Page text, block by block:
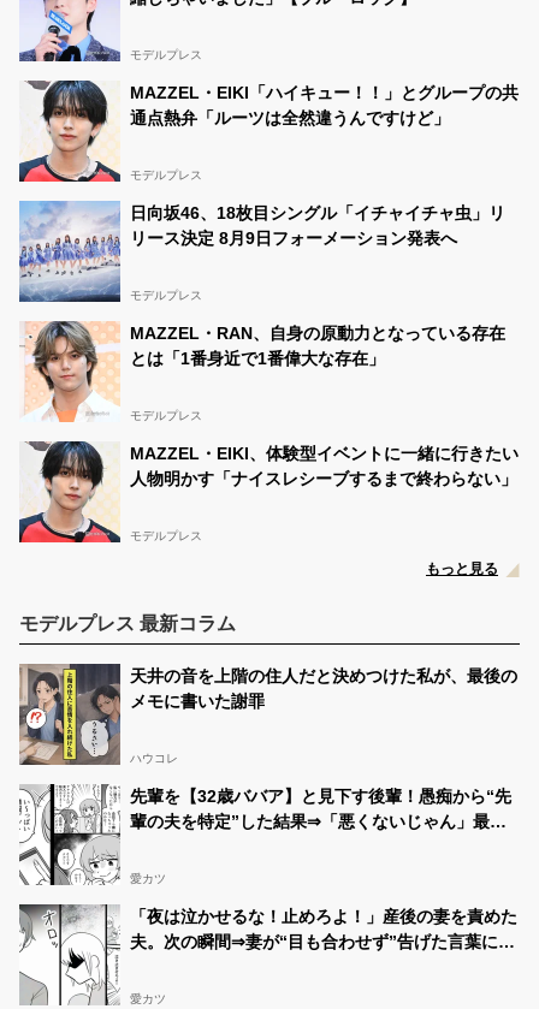
功基🐻👑
RT@RErenma_k24: 🏆中一ミスターコンリポスト審査
す！ モデルプレスhttps://t.co/s8QMTeiDEm🔥この投稿
のリポスト数が審査になります！🔥 絶対1位🥇 リポス
ト、ポスト、拡散お願いします！🫶…
RT @TAKUMA_OKA618: 男子中学生ミスターコンの三
次審査スタートしました🌠 このツイートのRT数が多い
とセミファイナリストに選ばれファイナル審査に進めま
す このツイートをリツイートして下さい 8月24日18時～
9月3日20:59 応援お願いします
功基🐻👑 男子中学生ミスターコン2023
@koki_103_
08/25 00:38:56
男子中学生ミスターコンの3次審査がスタートしました✨️
このツイートのリツイート数が多いとセミファイナリス
ートをリツイートしてください❗️ 期限は9月3日までです✨
皆さん応援よろしくお願いします🙇 #男子中学生ミスタ
ーコン https://t.co/PQQn8jI5yW
功基🐻👑 男子中学生ミスターコン2023
@koki_103_
07/27 02:16:39
🐻👑 竹田功基さんに投票！ #中一ミスターコン
https://t.co/2rvZ1c80yP
竹田功基さんに投票！#中一ミスターコン
https://t.co/2rvZ1c80yP
@koki_103_
RT@koki_103_: 中一ミスターコンのSNS審査がスター
トしました！🔥 このツイ一トのRT数が多いとファイナ
ル審査に進めます! このツイートをリツイートしてくだ
さい!#中一ミスターコン
みなさん応援よろしくお願いします🙇 htt…
モデルプレス
MAZZEL・EIKI「ハイキュー！！」とグループの共
通点熱弁「ルーツは全然違うんですけど」
モデルプレス
日向坂46、18枚目シングル「イチャイチャ虫」リ
リース決定 8月9日フォーメーション発表へ
モデルプレス
MAZZEL・RAN、自身の原動力となっている存在
とは「1番身近で1番偉大な存在」
モデルプレス
MAZZEL・EIKI、体験型イベントに一緒に行きたい
人物明かす「ナイスレシーブするまで終わらない」
モデルプレス
もっと見る
モデルプレス 最新コラム
天井の音を上階の住人だと決めつけた私が、最後の
メモに書いた謝罪
ハウコレ
先輩を【32歳ババア】と見下す後輩！愚痴から“先
輩の夫を特定”した結果⇒「悪くないじゃん」最悪
愛カツ
「夜は泣かせるな！止めろよ！」産後の妻を責めた
夫。次の瞬間⇒妻が“目も合わせず”告げた言葉に…
愛カツ